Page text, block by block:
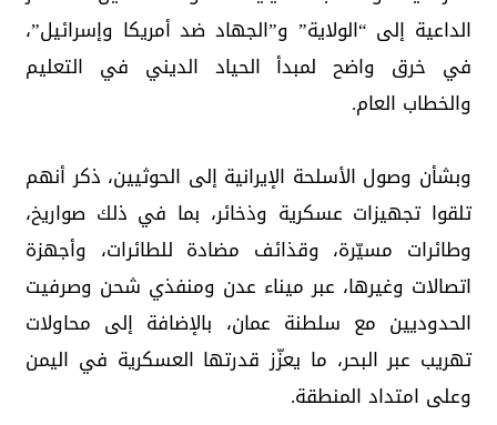
الداعية إلى “الولاية” و”الجهاد ضد أمريكا وإسرائيل”،
في خرق واضح لمبدأ الحياد الديني في التعليم
والخطاب العام.
وبشأن وصول الأسلحة الإيرانية إلى الحوثيين، ذكر أنهم
تلقوا تجهيزات عسكرية وذخائر، بما في ذلك صواريخ،
وطائرات مسيّرة، وقذائف مضادة للطائرات، وأجهزة
اتصالات وغيرها، عبر ميناء عدن ومنفذي شحن وصرفيت
الحدوديين مع سلطنة عمان، بالإضافة إلى محاولات
تهريب عبر البحر، ما يعزّز قدرتها العسكرية في اليمن
وعلى امتداد المنطقة.